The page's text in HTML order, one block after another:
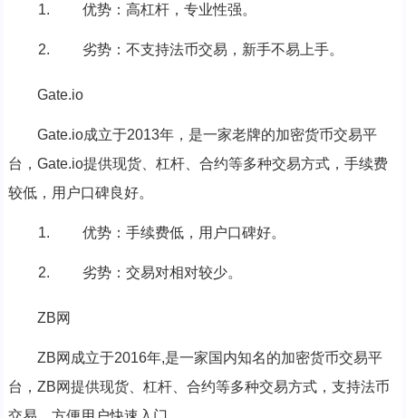
优势：高杠杆，专业性强。
劣势：不支持法币交易，新手不易上手。
Gate.io
Gate.io成立于2013年，是一家老牌的加密货币交易平
台，Gate.io提供现货、杠杆、合约等多种交易方式，手续费
较低，用户口碑良好。
优势：手续费低，用户口碑好。
劣势：交易对相对较少。
ZB网
ZB网成立于2016年,是一家国内知名的加密货币交易平
台，ZB网提供现货、杠杆、合约等多种交易方式，支持法币